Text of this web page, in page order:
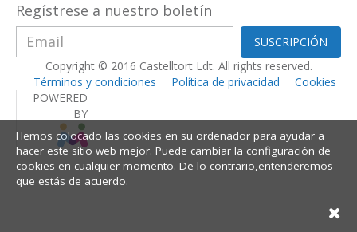
Regístrese a nuestro boletín
SUSCRIPCIÓN
Copyright © 2016 Castelltort Ldt. All rights reserved.
Términos y condiciones
Política de privacidad
Cookies
POWERED
BY
Hemos colocado las cookies en su ordenador para ayudar a
hacer este sitio web mejor. Puede cambiar la configuración de
cookies en cualquier momento. De lo contrario,entenderemos
que estás de acuerdo.